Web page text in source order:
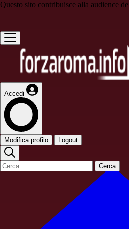
Questo sito contribuisce alla audience de
Accedi
Modifica profilo Logout
Cerca